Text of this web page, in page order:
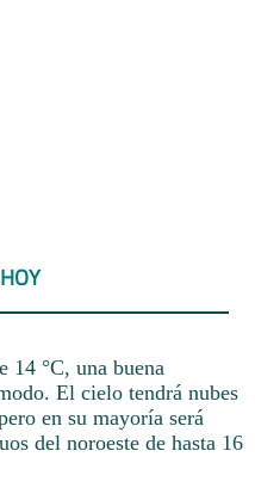
14 °C, una buena
El cielo tendrá nubes
en su mayoría será
del noroeste de hasta 16